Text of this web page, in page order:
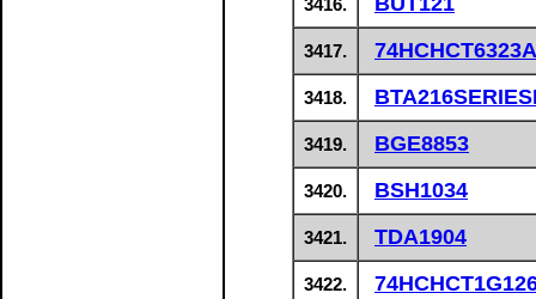
3416.
3417.
3418.
3419. BGE8853
3420. BSH1034
3421. TDA1904
3422.